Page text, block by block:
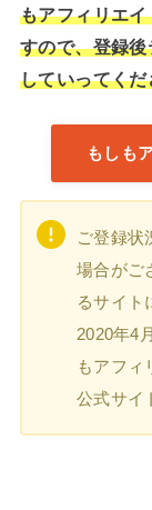
もアフィリエ
すので、登録
していってくだ
もしも
ご登録状
場合がご
るサイト
2020年4
もアフィ
公式サイ